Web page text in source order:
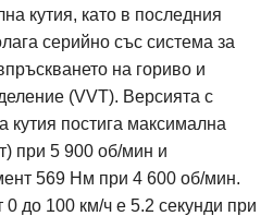
кутия, като в последния
серийно със система за
на гориво и
(VVT). Версията с
кутия постига максимална
при 5 900 об/мин и
569 Нм при 4 600 об/мин.
0 до 100 км/ч е 5.2 секунди при